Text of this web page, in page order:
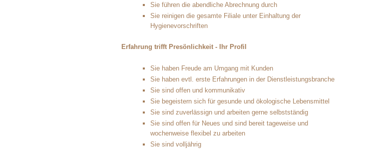
Sie führen die abendliche Abrechnung durch
Sie reinigen die gesamte Filiale unter Einhaltung der
Hygienevorschriften
Erfahrung trifft Presönlichkeit - Ihr Profil
Sie haben Freude am Umgang mit Kunden
Sie haben evtl. erste Erfahrungen in der Dienstleistungsbranche
Sie sind offen und kommunikativ
Sie begeistern sich für gesunde und ökologische Lebensmittel
Sie sind zuverlässign und arbeiten gerne selbstständig
Sie sind offen für Neues und sind bereit tageweise und
wochenweise flexibel zu arbeiten
Sie sind volljährig